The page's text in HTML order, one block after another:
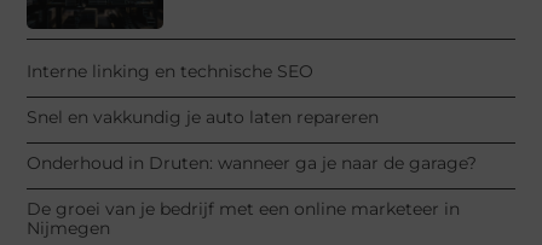
Interne linking en technische SEO
Snel en vakkundig je auto laten repareren
Onderhoud in Druten: wanneer ga je naar de garage?
De groei van je bedrijf met een online marketeer in
Nijmegen